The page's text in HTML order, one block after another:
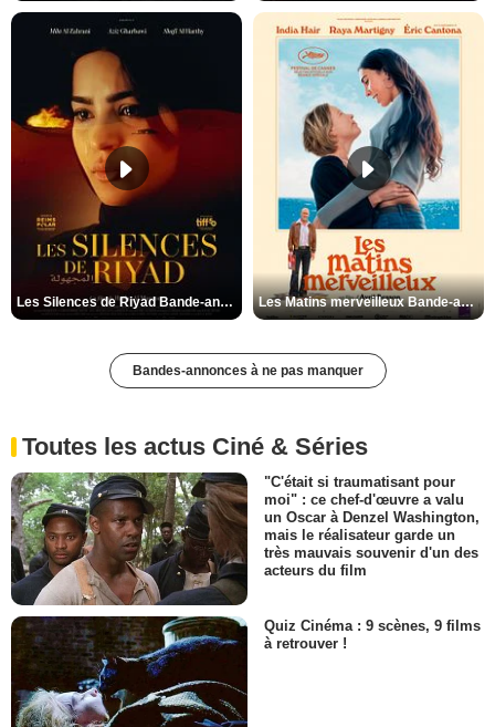
Les Silences de Riyad Bande-annonce VO STFR Les Matins merveilleux Bande-annonce VF
Bandes-annonces à ne pas manquer
Toutes les actus Ciné & Séries
"C'était si traumatisant pour
moi" : ce chef-d'œuvre a valu
un Oscar à Denzel Washington,
mais le réalisateur garde un
très mauvais souvenir d'un des
acteurs du film
Quiz Cinéma : 9 scènes, 9 films
à retrouver !